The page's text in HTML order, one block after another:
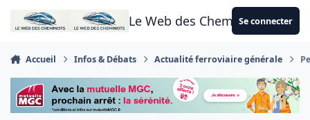
Aller au contenu
Le Web des CheminotsSe connecter
Accueil Infos & Débats Actualité ferroviaire générale